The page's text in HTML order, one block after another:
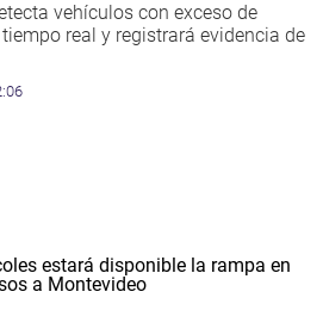
vehículos con exceso de
real y registrará evidencia de